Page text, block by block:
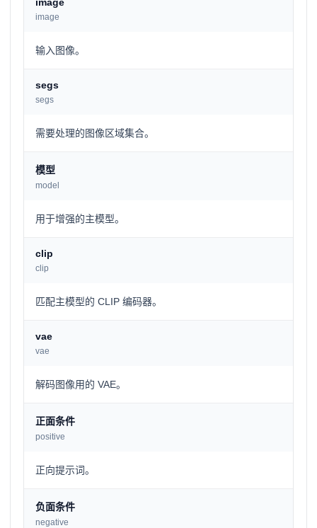
image
输入图像。
segs
segs
需要处理的图像区域集合。
模型
model
用于增强的主模型。
clip
clip
匹配主模型的 CLIP 编码器。
vae
vae
解码图像用的 VAE。
正面条件
positive
正向提示词。
负面条件
negative